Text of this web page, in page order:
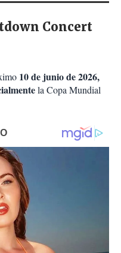
Concert
10 de junio de 2026,
la Copa Mundial